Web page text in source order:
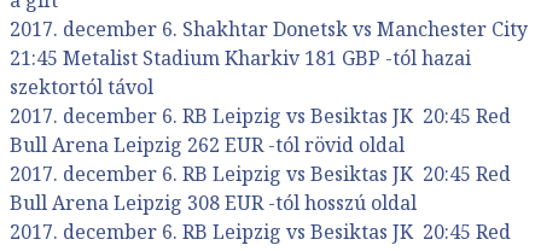
2017. december 6. Shakhtar Donetsk vs Manchester City
21:45 Metalist Stadium Kharkiv 181 GBP -tól hazai
szektortól távol
2017. december 6. RB Leipzig vs Besiktas JK 20:45 Red
Bull Arena Leipzig 262 EUR -tól rövid oldal
2017. december 6. RB Leipzig vs Besiktas JK 20:45 Red
Bull Arena Leipzig 308 EUR -tól hosszú oldal
2017. december 6. RB Leipzig vs Besiktas JK 20:45 Red